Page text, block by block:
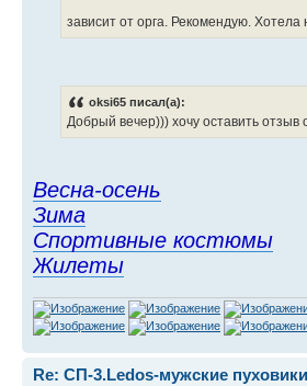
зависит от орга. Рекомендую.
oksi65 писал(а):
Добрый вечер))) хочу оставить отзыв
Весна-осень
Зима
Спортивные костюмы
Жилеты
Re: СП-3.Ledos-мужские